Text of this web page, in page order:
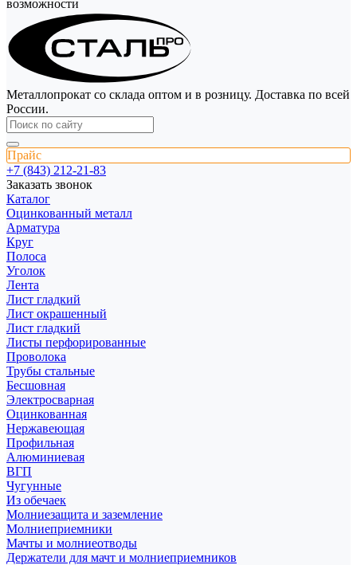
возможности
Металлопрокат со склада оптом и в розницу. Доставка по всей
России.
Прайс
+7 (843) 212-21-83
Заказать звонок
Каталог
Оцинкованный металл
Арматура
Круг
Полоса
Уголок
Лента
Лист гладкий
Лист окрашенный
Лист гладкий
Листы перфорированные
Проволока
Трубы стальные
Бесшовная
Электросварная
Оцинкованная
Нержавеющая
Профильная
Алюминиевая
ВГП
Чугунные
Из обечаек
Молниезащита и заземление
Молниеприемники
Мачты и молниеотводы
Держатели для мачт и молниеприемников